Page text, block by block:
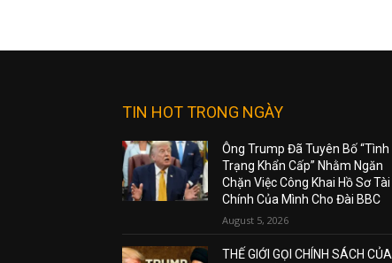
TIN HOT TRONG NGÀY
Ông Trump Đã Tuyên Bố “Tình
Trạng Khẩn Cấp” Nhằm Ngăn
Chặn Việc Công Khai Hồ Sơ Tài
Chính Của Mình Cho Đài BBC
August 5, 2026
THẾ GIỚI GỌI CHÍNH SÁCH CỦA